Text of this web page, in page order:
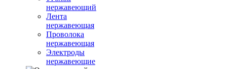
нержавеющий
Лента
нержавеющая
Проволока
нержавеющая
Электроды
нержавеющие